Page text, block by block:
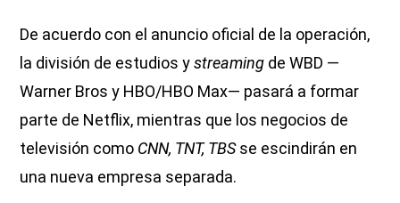
De acuerdo con el anuncio oficial de la operación,
la división de estudios ystreaming de WBD —
Warner Bros y HBO/HBO Max— pasará a formar
parte de Netflix, mientras que los negocios de
televisión como CNN, TNT, TBSse escindirán en
una nueva empresa separada.